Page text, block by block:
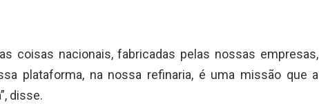
coisas nacionais, fabricadas pelas nossas empresas,
plataforma, na nossa refinaria, é uma missão que a
disse.